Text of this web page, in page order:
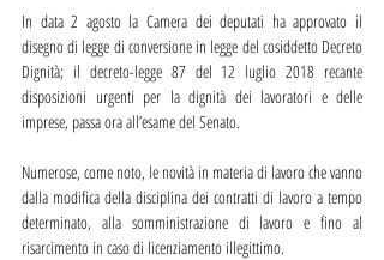
In data 2 agosto la Camera dei deputati ha approvato il
disegno di legge di conversione in legge del cosiddetto Decreto
Dignità; il decreto-legge 87 del 12 luglio 2018 recante
disposizioni urgenti per la dignità dei lavoratori e delle
imprese, passa ora all’esame del Senato.
Numerose, come noto, le novità in materia di lavoro che vanno
dalla modifica della disciplina dei contratti di lavoro a tempo
determinato, alla somministrazione di lavoro e fino al
risarcimento in caso di licenziamento illegittimo.